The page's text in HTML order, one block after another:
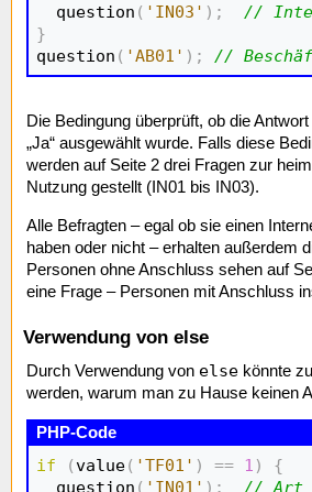
  question
( 'IN03' ) ;
//
}
question ( 'AB01' ) ; //
Die Bedingung überprüft, ob die
„Ja“ ausgewählt wurde. Falls diese
werden auf Seite 2 drei Fragen zur
Nutzung gestellt (IN01 bis IN03).
Alle Befragten – egal ob sie einen
haben oder nicht – erhalten außerdem
Personen ohne Anschluss sehen auf
eine Frage – Personen mit Anschluss
Verwendung von else
Durch Verwendung von else könnte
werden, warum man zu Hause keinen
if (value( 'TF01' ) == 1 )
{
  question
( 'IN01' ) ; // Art